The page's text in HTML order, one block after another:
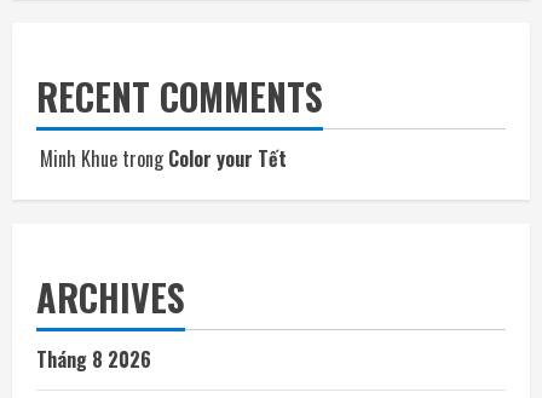
RECENT COMMENTS
Minh Khue trongColor your Tết
ARCHIVES
Tháng 8 2026